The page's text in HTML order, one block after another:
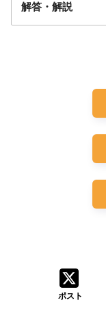
解答・解説
ポスト